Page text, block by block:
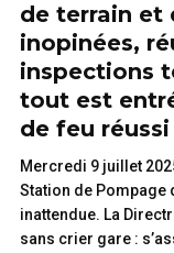
de terrain et
inopinées,
inspections
tout est
de feu réussi
Mercredi 9 juillet
Station de Pompage
inattendue. La
sans crier gare :